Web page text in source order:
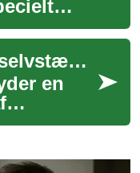
og
Trygge rammer for selvstændigt seniorliv
en
for